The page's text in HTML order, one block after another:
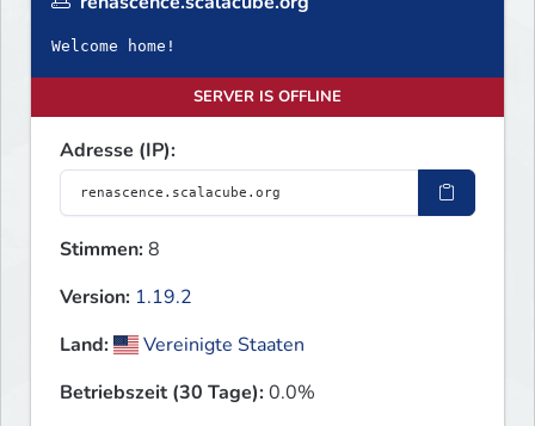
Welcome home!
SERVER IS OFFLINE
Adresse (IP):
Stimmen:8
Version: 1.19.2
Land:
Vereinigte Staaten
Betriebszeit (30 Tage):0.0%